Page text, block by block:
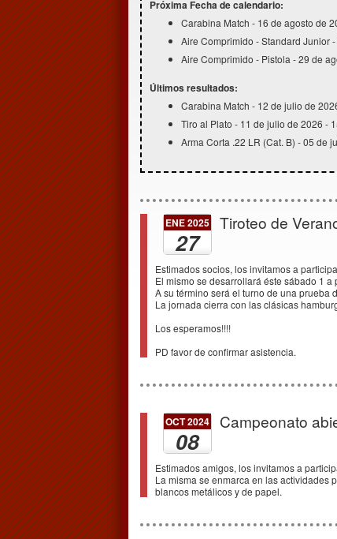
Próxima Fecha de calendario:
Carabina Match - 16 de agosto de
Aire Comprimido - Standard Junior
Aire Comprimido - Pistola - 29 de
Últimos resultados:
Carabina Match - 12 de julio de
Tiro al Plato - 11 de julio de 2026 -
Arma Corta .22 LR (Cat. B) - 05 de
ENE 2025
27
Tiroteo de
Estimados socios, los invitamos a
El mismo se desarrollará éste sábado 1
A su término será el turno de una prueba
La jornada cierra con las clásicas
Los esperamos!!!!
PD favor de confirmar asistencia.
OCT 2024
08
Campeonato
Estimados amigos, los invitamos a
La misma se enmarca en las actividades
blancos metálicos y de papel.